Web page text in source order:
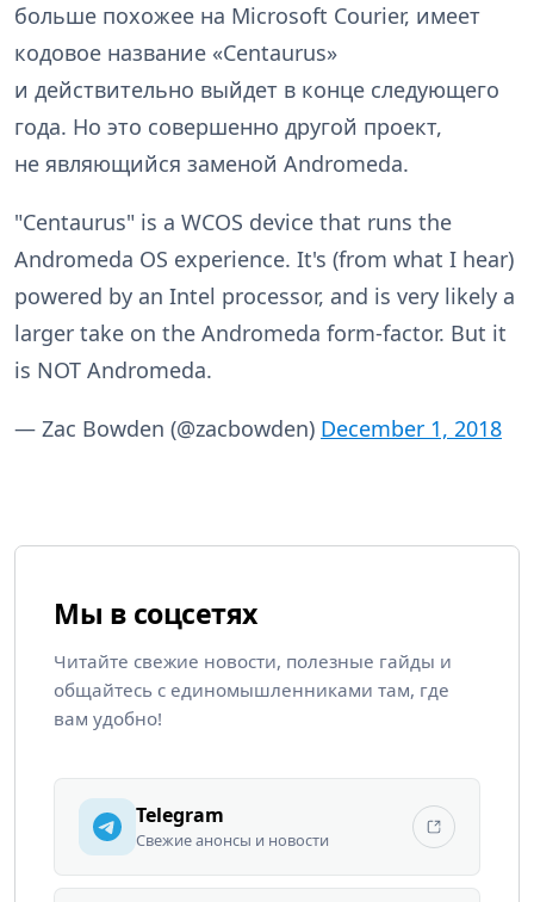
больше похожее на Microsoft Courier, имеет
кодовое название «Centaurus»
и действительно выйдет в конце следующего
года. Но это совершенно другой проект,
не являющийся заменой Andromeda.
"Centaurus" is a WCOS device that runs the
Andromeda OS experience. It's (from what I hear)
powered by an Intel processor, and is very likely a
larger take on the Andromeda form-factor. But it
is NOT Andromeda.
— Zac Bowden (@zacbowden) December 1, 2018
Мы в соцсетях
Читайте свежие новости, полезные гайды и
общайтесь с единомышленниками там, где
вам удобно!
Telegram
Свежие анонсы и новости